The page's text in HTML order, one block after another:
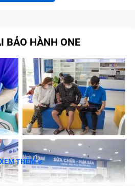
cần nâng cấp SSD máy tính
Asus P550L (đã tính
SSD máy tính Ổ Hdd - Ssd
(đã tính công) bị hỏng?
ổ cứng SSD máy tính Ổ Hdd
P550L (đã tính công) tại
One
Hàng khi nâng cấp SSD
BẢO HÀNH ONE
THÊM